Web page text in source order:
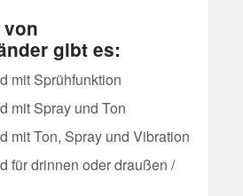
von
gibt es:
mit Sprühfunktion
mit Spray und Ton
mit Ton, Spray und Vibration
für drinnen oder draußen /